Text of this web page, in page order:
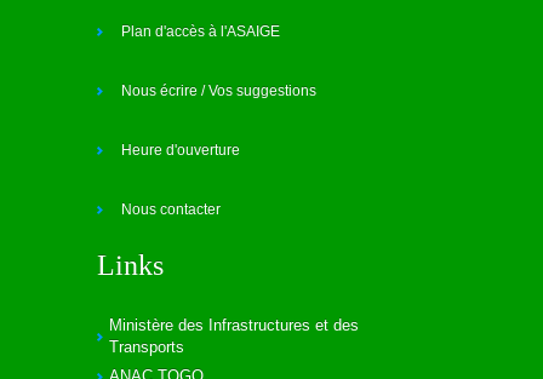
Plan d'accès à l'ASAIGE
Nous écrire / Vos suggestions
Heure d'ouverture
Nous contacter
Links
Ministère des Infrastructures et des
Transports